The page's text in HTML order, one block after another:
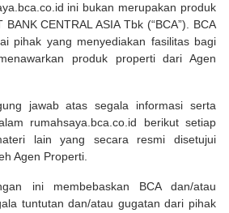
ini bukan merupakan produk
CENTRAL ASIA Tbk (“BCA”). BCA
pihak yang menyediakan fasilitas bagi
produk properti dari Agen
jawab atas segala informasi serta
rumahsaya.bca.co.id berikut setiap
lain yang secara resmi disetujui
Agen Properti.
ini membebaskan BCA dan/atau
tuntutan dan/atau gugatan dari pihak